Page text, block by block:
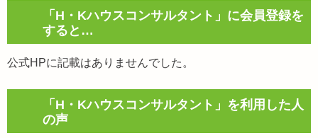
「H・Kハウスコンサルタント」に会員登録を
すると…
公式HPに記載はありませんでした。
「H・Kハウスコンサルタント」を利用した人
の声